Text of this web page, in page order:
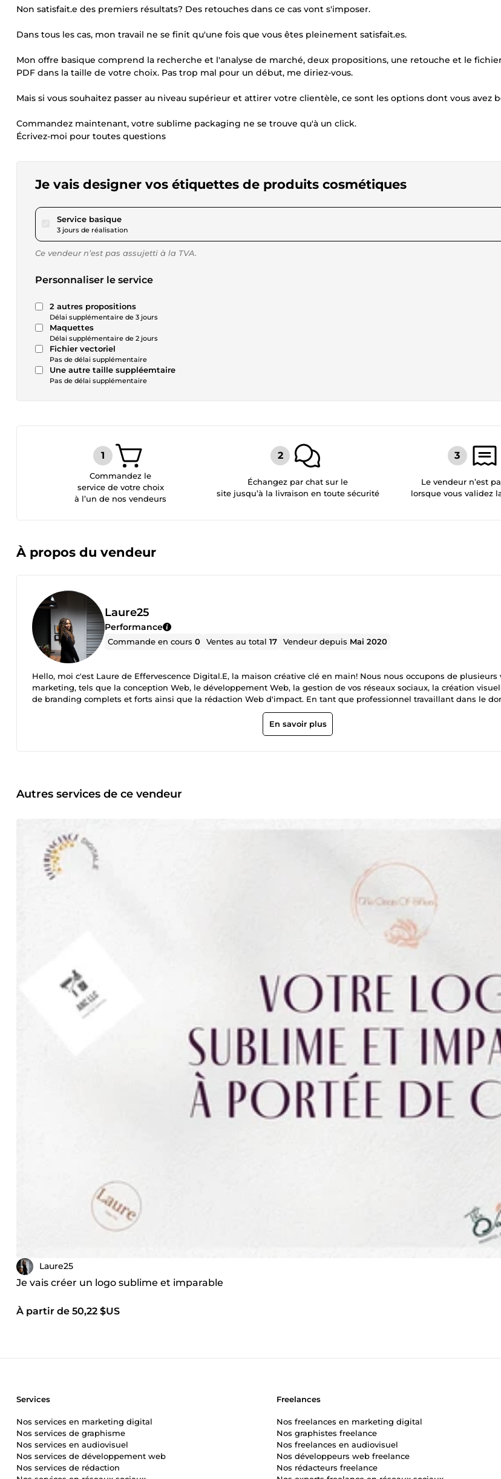
Non satisfait.e des premiers résultats? Des retouches dans ce cas vont s'imposer.
Dans tous les cas, mon travail ne se finit qu'une fois que vous êtes pleinement satisfait.es.
Mon offre basique comprend la recherche et l'analyse de marché, deux propositions, une retouche et le
PDF dans la taille de votre choix. Pas trop mal pour un début, me diriez-vous.
Mais si vous souhaitez passer au niveau supérieur et attirer votre clientèle, ce sont les options dont vous avez
Commandez maintenant, votre sublime packaging ne se trouve qu'à un click.
Écrivez-moi pour toutes questions
Je vais designer vos étiquettes de produits cosmétiques
Service basiquepour 34,72 $US
3 jours de réalisation
Ce vendeur n’est pas assujetti à la TVA.
Personnaliser le service
2 autres propositions
Délai supplémentaire de 3 jours
Maquettes
Délai supplémentaire de 2 jours
Fichier vectoriel
Pas de délai supplémentaire
Une autre taille suppléemtaire
Pas de délai supplémentaire
Commandez le
service de votre choix
à l’un de nos vendeurs
Échangez par chat sur le
site jusqu’à la livraison en toute sécurité
Le vendeur n’est
lorsque vous validez
À propos du vendeur
Laure25
Performance
Commande en cours0 Ventes au total17 Vendeur depuis Mai 2020
Hello, moi c'est Laure de Effervescence Digital.E, la maison créative clé en main! Nous nous occupons de plusieurs
marketing, tels que la conception Web, le développement Web, la gestion de vos réseaux sociaux, la création
de branding complets et forts ainsi que la rédaction Web d'impact. En tant que professionnel travaillant dans le
depuis 2018, nous utilisons nos compétences pour créer des concepts et des designs afin d'aider nos clients à
efficacement, de manière créative et claire avec leurs prospects. Ayant travaillé sur des projets personnels et
expérience va de la création de logos, des cartes de visite et de stratégies de marque à la création de sites Web et
En savoir plus
Autres services de ce vendeur
Laure25
Je vais créer un logo sublime et imparable
À partir de 50,22 $US
Services
Nos services en marketing digital
Nos services de graphisme
Nos services en audiovisuel
Nos services de développement web
Nos services de rédaction
Freelances
Nos freelances en marketing digital
Nos graphistes freelance
Nos freelances en audiovisuel
Nos développeurs web freelance
Nos rédacteurs freelance